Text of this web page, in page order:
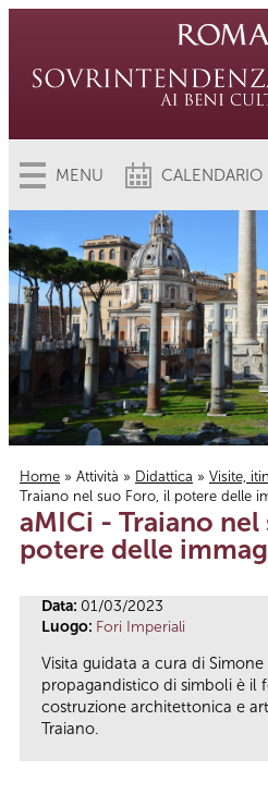
MENU CALENDARIO
Tu sei qui
Home » Attività » Didattica » Visite,
Traiano nel suo Foro, il potere delle
aMICi - Traiano
potere delle
Data: 01/03/2023
Luogo: Fori Imperiali
Visita guidata a cura di
propagandistico di simboli è il
costruzione architettonica e
Traiano.